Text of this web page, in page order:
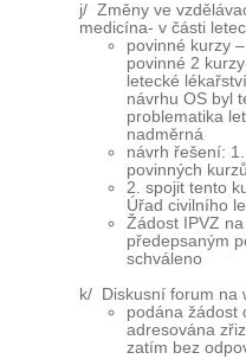
j/ Změny ve
medicína- v části
povinné kurzy
povinné 2
letecké
návrhu OS byl
problematika
nadměrná
návrh řešení:
povinných
2. spojit tento
Úřad civilního
Žádost IPVZ
předepsaným
schváleno
k/ Diskusní forum na
podána žádost
adresována
zatím bez